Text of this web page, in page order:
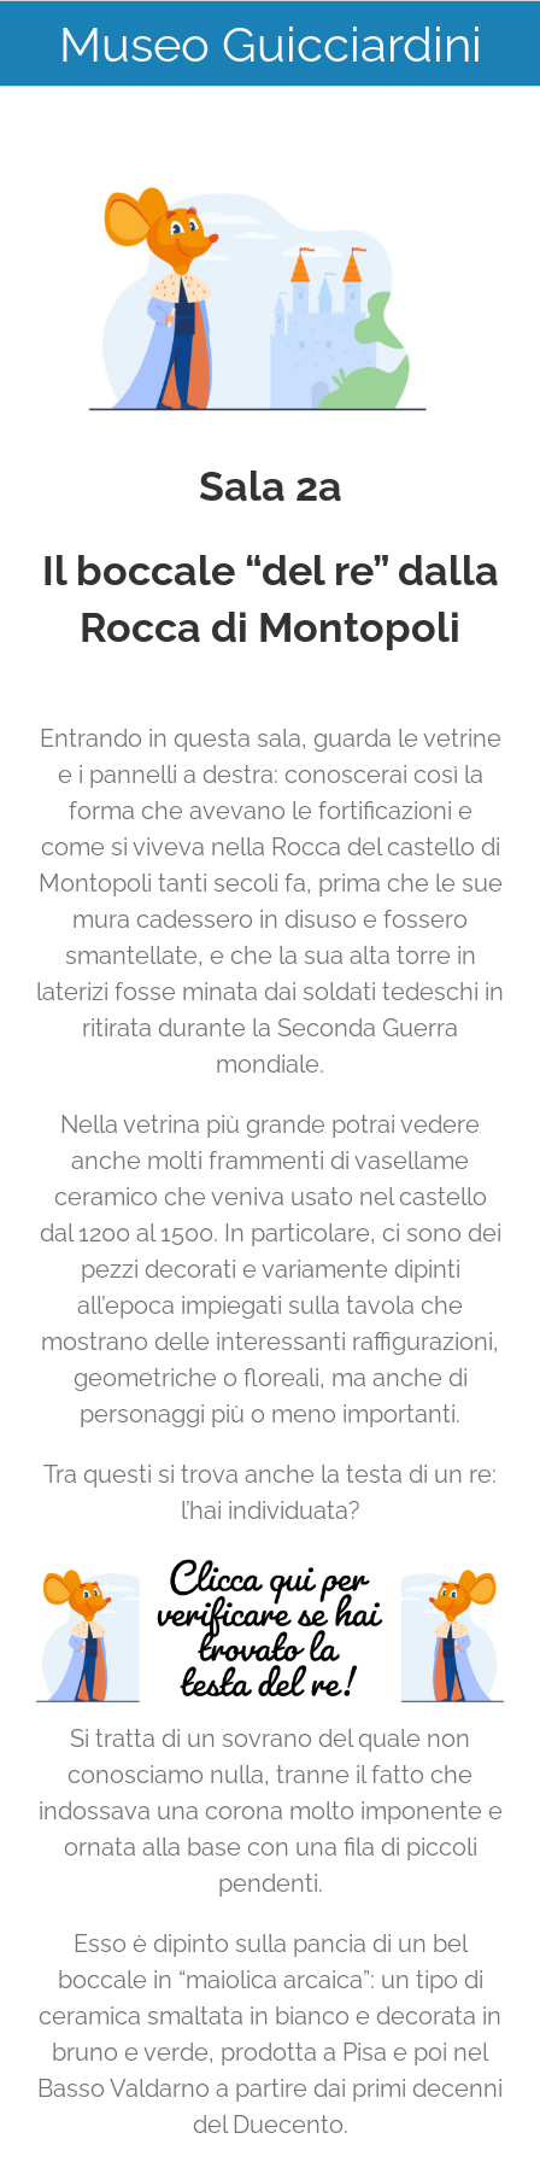
Museo Guicciardini
Sala 2a
Il boccale “del re” dalla
Rocca di Montopoli
Entrando in questa sala, guarda le vetrine
e i pannelli a destra: conoscerai così la
forma che avevano le fortificazioni e
come si viveva nella Rocca del castello di
Montopoli tanti secoli fa, prima che le sue
mura cadessero in disuso e fossero
smantellate, e che la sua alta torre in
laterizi fosse minata dai soldati tedeschi in
ritirata durante la Seconda Guerra
mondiale.
Nella vetrina più grande potrai vedere
anche molti frammenti di vasellame
ceramico che veniva usato nel castello
dal 1200 al 1500. In particolare, ci sono dei
pezzi decorati e variamente dipinti
all’epoca impiegati sulla tavola che
mostrano delle interessanti raffigurazioni,
geometriche o floreali, ma anche di
personaggi più o meno importanti.
Tra questi si trova anche la testa di un re:
l’hai individuata?
Si tratta di un sovrano del quale non
conosciamo nulla, tranne il fatto che
indossava una corona molto imponente e
ornata alla base con una fila di piccoli
pendenti.
Esso è dipinto sulla pancia di un bel
boccale in “maiolica arcaica”: un tipo di
ceramica smaltata in bianco e decorata in
bruno e verde, prodotta a Pisa e poi nel
Basso Valdarno a partire dai primi decenni
del Duecento.